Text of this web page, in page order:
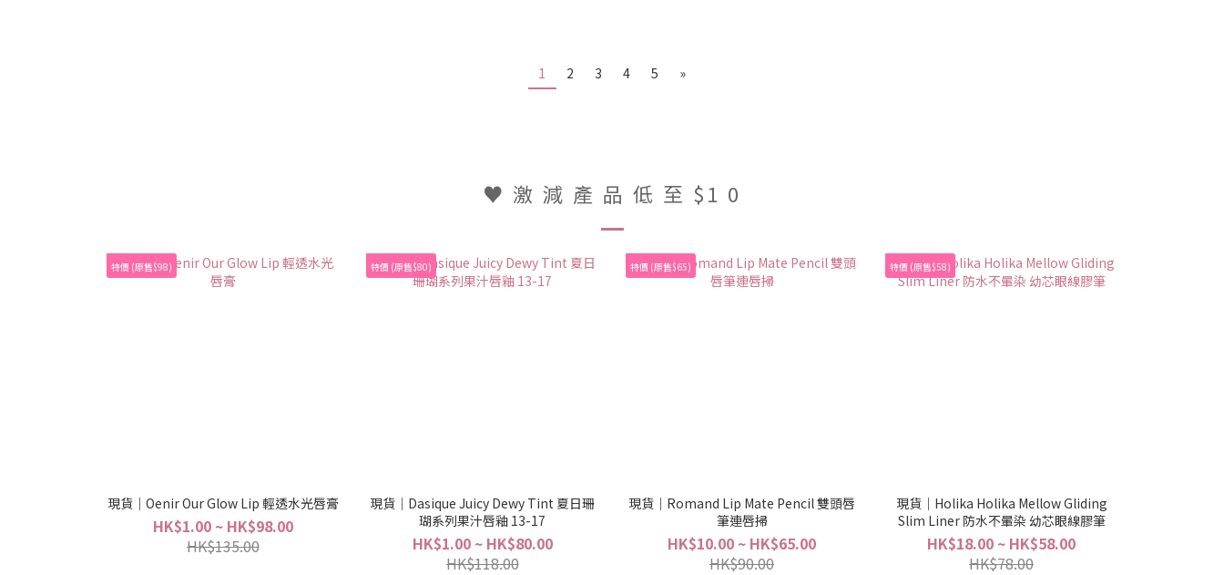
1 2 3 4 5 »
♥︎ 激 減 產 品 低 至 $1 0
特價 (原售$98)
現貨｜Oenir Our Glow Lip 輕透水光唇膏
HK$1.00 ~ HK$98.00
HK$135.00
特價 (原售$80)
現貨｜Dasique Juicy Dewy Tint 夏日珊
瑚系列果汁唇釉 13-17
HK$1.00 ~ HK$80.00
HK$118.00
特價 (原售$65)
現貨｜Romand Lip Mate Pencil 雙頭唇
筆連唇掃
HK$10.00 ~ HK$65.00
HK$90.00
特價 (原售$58)
現貨｜Holika Holika Mellow Gliding
Slim Liner 防水不暈染 幼芯眼線膠筆
HK$18.00 ~ HK$58.00
HK$78.00